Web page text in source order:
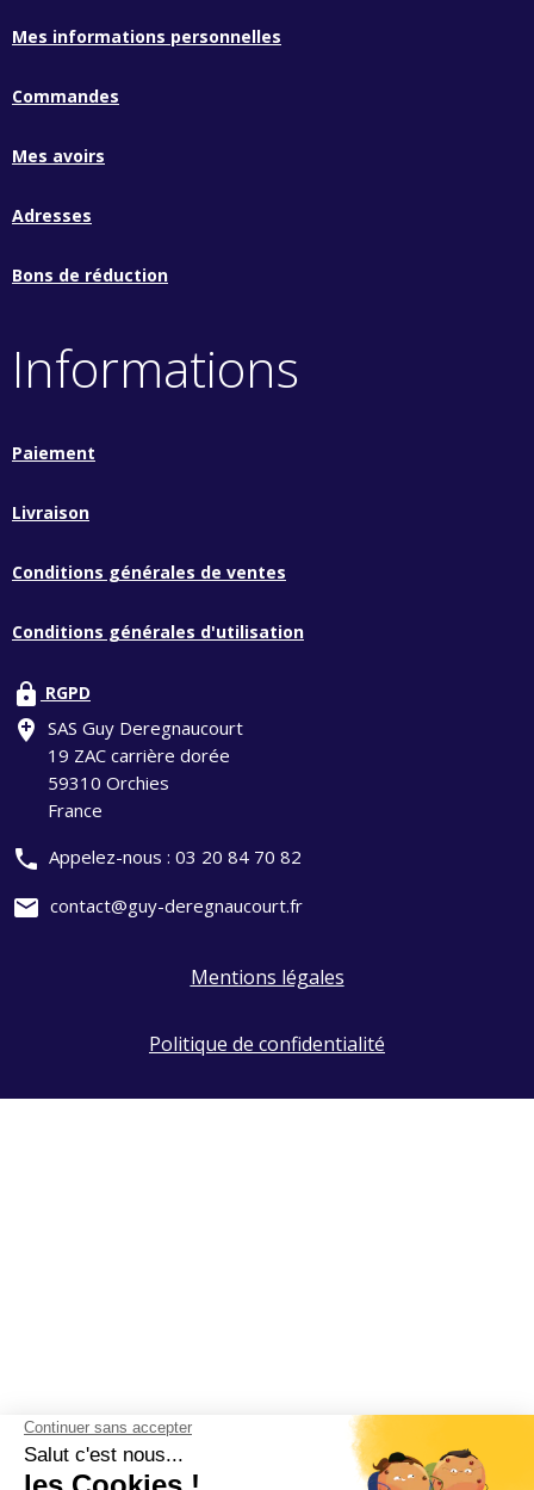
Mes informations personnelles
Commandes
Mes avoirs
Adresses
Bons de réduction
Informations
Paiement
Livraison
Conditions générales de ventes
Conditions générales d'utilisation
lock RGPD
add_location SAS Guy Deregnaucourt
19 ZAC carrière dorée
59310 Orchies
France
phone Appelez-nous : 03 20 84 70 82
mail contact@guy-deregnaucourt.fr
Mentions légales
Politique de confidentialité